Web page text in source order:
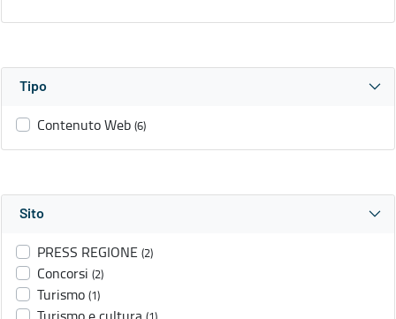
Tipo
Contenuto Web (6)
Sito
PRESS REGIONE (2)
Concorsi (2)
Turismo (1)